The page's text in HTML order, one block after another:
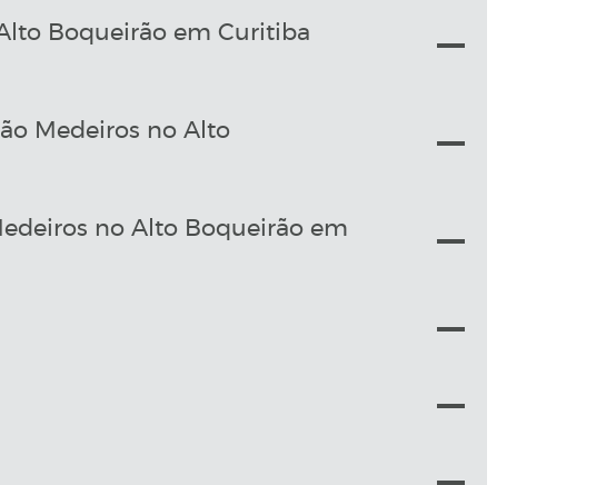
Boqueirão em Curitiba
Medeiros no Alto
no Alto Boqueirão em